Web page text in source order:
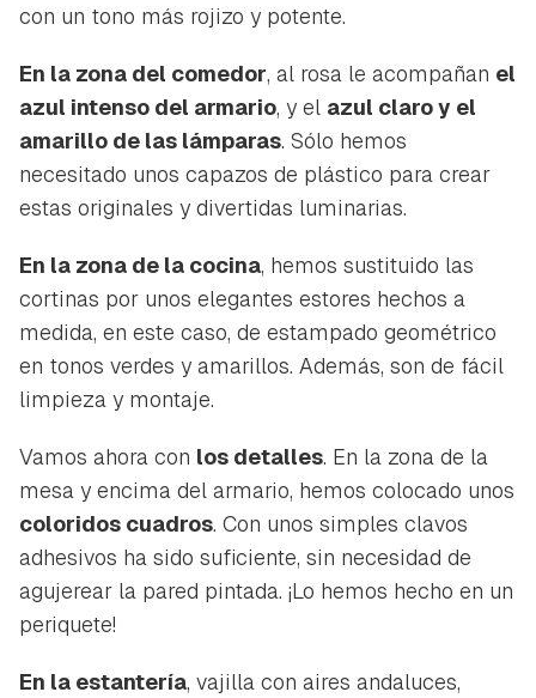
con un tono más rojizo y potente.
En la zona del comedor, al rosa le acompañan el
azul intenso del armario, y el azul claro y el
amarillo de las lámparas. Sólo hemos
necesitado unos capazos de plástico para crear
estas originales y divertidas luminarias.
En la zona de la cocina, hemos sustituido las
cortinas por unos elegantes estores hechos a
medida, en este caso, de estampado geométrico
en tonos verdes y amarillos. Además, son de fácil
limpieza y montaje.
Vamos ahora con los detalles. En la zona de la
mesa y encima del armario, hemos colocado unos
coloridos cuadros. Con unos simples clavos
adhesivos ha sido suficiente, sin necesidad de
agujerear la pared pintada. ¡Lo hemos hecho en un
periquete!
En la estantería, vajilla con aires andaluces,